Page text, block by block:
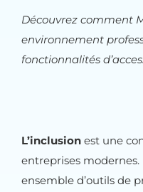
Découvrez comment
environnement
fonctionnalités
L’inclusion est une
entreprises modernes.
ensemble d’outils de